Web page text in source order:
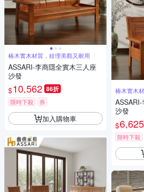
椿木實木材質，紋理美觀又耐用
ASSARI-李商隱全實木三人座
沙發
$10,562 86折
限時下殺 券
加入購物車
椿木實木
沙發
$6,625
限時下殺